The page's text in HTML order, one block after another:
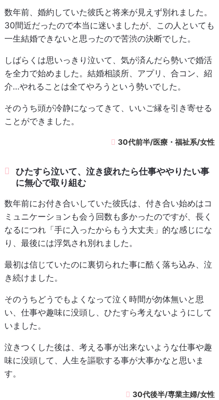
数年前、婚約していた彼氏と将来が見えず別れました。
30間近だったので本当に迷いましたが、この人といても
一生結婚できないと思ったので苦渋の決断でした。
しばらくは思いっきり泣いて、気が済んだら勢いで婚活
を全力で始めました。結婚相談所、アプリ、合コン、紹
介…やれることは全てやろうという勢いでした。
そのうち頭が冷静になってきて、いいご縁を引き寄せる
ことができました。
30代前半/医療・福祉系/女性
ひたすら泣いて、泣き疲れたら仕事ややりたい事
に無心で取り組む
数年前にお付き合いしていた彼氏は、付き合い始めはコ
ミュニケーションも会う回数も多かったのですが、長く
なるにつれ「手に入ったからもう大丈夫」的な感じにな
り、最後には浮気され別れました。
最初は信じていたのに裏切られた事に酷く落ち込み、泣
き続けました。
そのうちどうでもよくなって泣く時間が勿体無いと思
い、仕事や趣味に没頭し、ひたすら考えないようにして
いました。
泣きつくした後は、考える事が出来ないような仕事や趣
味に没頭して、人生を謳歌する事が大事かなと思いま
す。
30代後半/専業主婦/女性